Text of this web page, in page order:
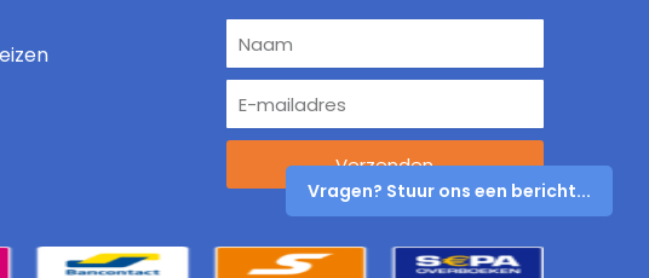
Vragen? Stuur ons een bericht...
Verzenden